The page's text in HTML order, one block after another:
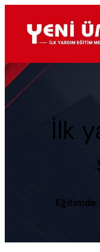
İlk
Eğitimde